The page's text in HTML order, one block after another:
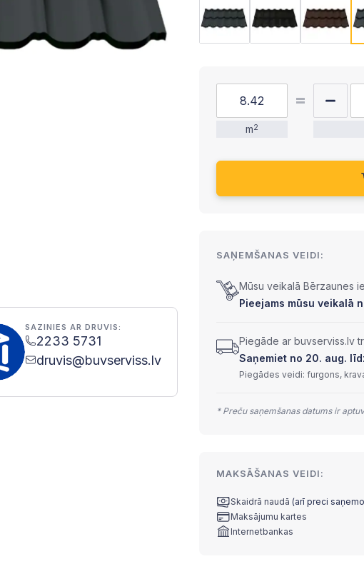
SAZINIES AR DRUVIS:
2233 5731
druvis@buvserviss.lv
m2
SAŅEMŠANAS VEIDI:
Mūsu veikalā Bērzaunes
Pieejams mūsu veikalā
Piegāde ar buvserviss.lv
Saņemiet no 20. aug.
Piegādes veidi: furgons,
* Preču saņemšanas datums ir
MAKSĀŠANAS VEIDI:
Skaidrā naudā (arī preci
Maksājumu kartes
Internetbankas